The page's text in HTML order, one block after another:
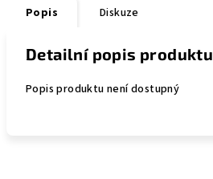
Popis Diskuze
Detailní popis produktu
Popis produktu není dostupný